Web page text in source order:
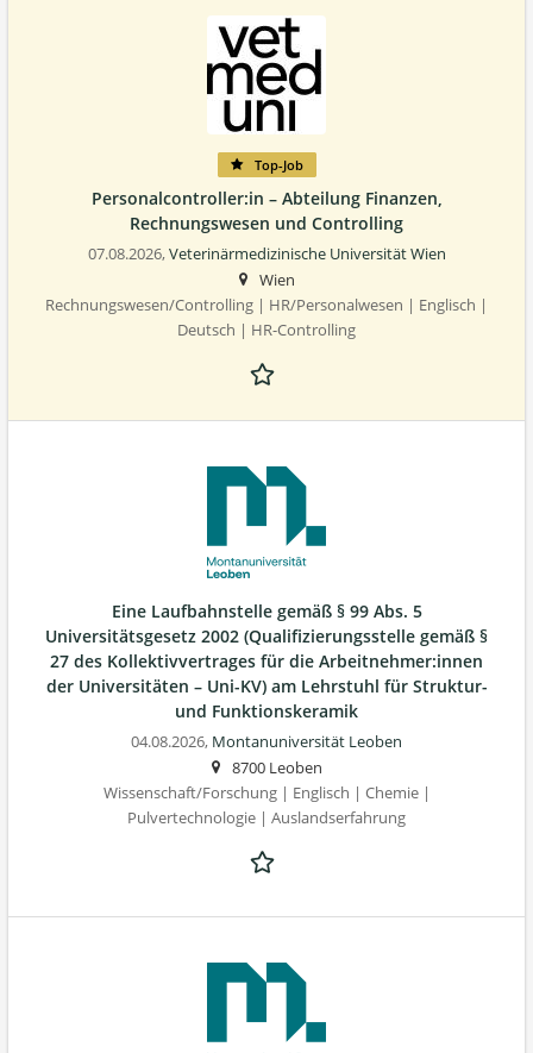
Top-Job
Personalcontroller:in – Abteilung Finanzen,
Rechnungswesen und Controlling
07.08.2026,Veterinärmedizinische Universität Wien
Wien
Rechnungswesen/Controlling | HR/Personalwesen | Englisch |
Deutsch | HR-Controlling
Eine Laufbahnstelle gemäß § 99 Abs. 5
Universitätsgesetz 2002 (Qualifizierungsstelle gemäß §
27 des Kollektivvertrages für die Arbeitnehmer:innen
der Universitäten – Uni-KV) am Lehrstuhl für Struktur-
und Funktionskeramik
04.08.2026, Montanuniversität Leoben
8700 Leoben
Wissenschaft/Forschung | Englisch | Chemie |
Pulvertechnologie | Auslandserfahrung